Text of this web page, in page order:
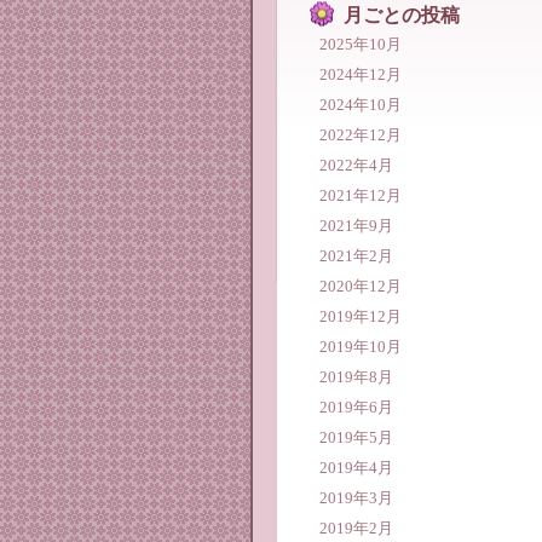
月ごとの投稿
2025年10月
2024年12月
2024年10月
2022年12月
2022年4月
2021年12月
2021年9月
2021年2月
2020年12月
2019年12月
2019年10月
2019年8月
2019年6月
2019年5月
2019年4月
2019年3月
2019年2月